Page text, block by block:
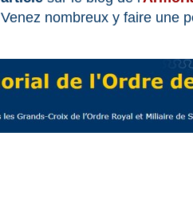
Venez nombreux y faire une